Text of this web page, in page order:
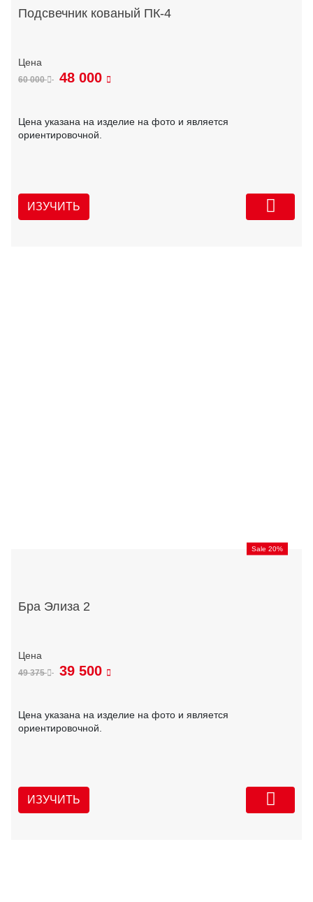
Подсвечник кованый ПК-4
60 000 48 000
Цена указана на изделие на фото и является
ориентировочной.
ИЗУЧИТЬ
Sale 20%
Бра Элиза 2
49 375 39 500
Цена указана на изделие на фото и является
ориентировочной.
ИЗУЧИТЬ